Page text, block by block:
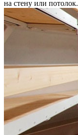
на стену или потолок.